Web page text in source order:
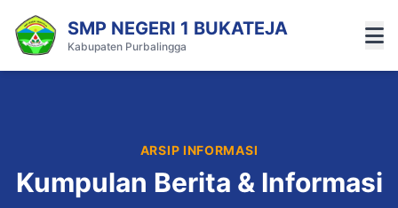
SMP NEGERI 1 BUKATEJA
Kabupaten Purbalingga
ARSIP INFORMASI
Kumpulan Berita & Informasi